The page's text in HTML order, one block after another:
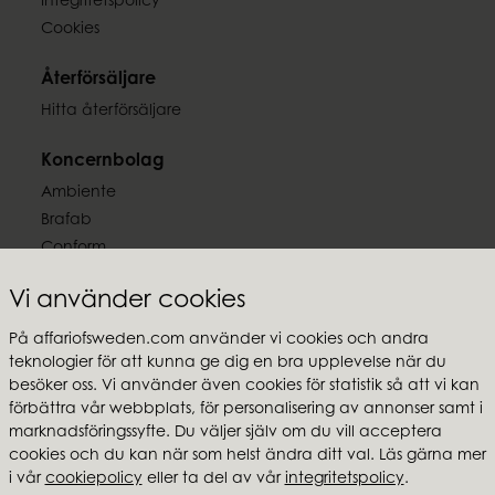
Vi använder cookies
På affariofsweden.com använder vi cookies och andra
teknologier för att kunna ge dig en bra upplevelse när du
besöker oss. Vi använder även cookies för statistik så att vi kan
förbättra vår webbplats, för personalisering av annonser samt i
marknadsföringssyfte. Du väljer själv om du vill acceptera
cookies och du kan när som helst ändra ditt val. Läs gärna mer
i vår cookiepolicyeller ta del av vår integritetspolicy.
~50 h
EAN-kod
Ljussäkerhet.pdf
Cookies
Återförsäljare
Hitta återförsäljare
Koncernbolag
Ambiente
Brafab
Conform
MTI
Följ oss
Affari of Sweden